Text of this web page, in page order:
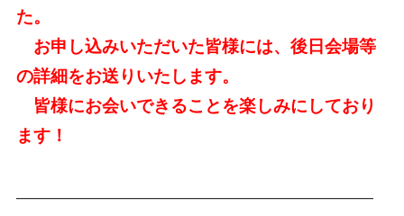
た。
お申し込みいただいた皆様には、後日会場等
の詳細をお送りいたします。
皆様にお会いできることを楽しみにしており
ます！
——————————————————————